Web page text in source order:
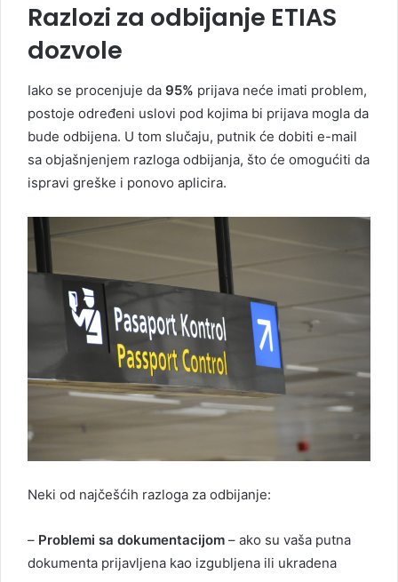
Razlozi za odbijanje ETIAS
dozvole
Iako se procenjuje da 95% prijava neće imati problem,
postoje određeni uslovi pod kojima bi prijava mogla da
bude odbijena. U tom slučaju, putnik će dobiti e-mail
sa objašnjenjem razloga odbijanja, što će omogućiti da
ispravi greške i ponovo aplicira.
Neki od najčešćih razloga za odbijanje:
– Problemi sa dokumentacijom – ako su vaša putna
dokumenta prijavljena kao izgubljena ili ukradena